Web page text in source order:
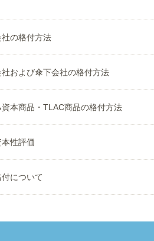
の格付方法
および傘下会社の格付方法
本商品・TLAC商品の格付方法
性評価
について